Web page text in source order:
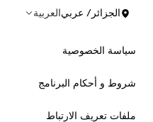
الجزائر/ عربيالعربية
سياسة الخصوصية
شروط و أحكام البرنامج
ملفات تعريف الارتباط